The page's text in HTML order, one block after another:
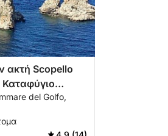
ακτή Scopello
Καταφύγιο
del Golfo,